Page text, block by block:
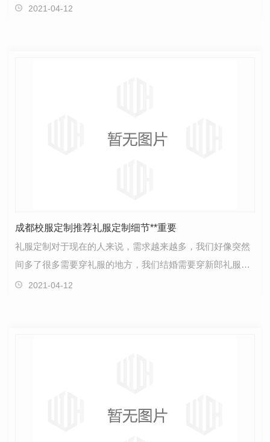
求。在宴会和商业合作场合上，都是很正式的场合，这个…
2021-04-12
成都校服定制推荐礼服定制细节**重要
礼服定制对于现在的人来说，需求越来越多，我们好像突然
间多了很多需要穿礼服的地方，我们结婚需要穿新郎礼服，
参加宴会需要穿礼服……对于这些礼服，我们都是需要…
2021-04-12